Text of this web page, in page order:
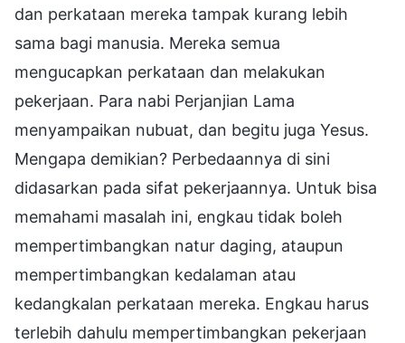
dan perkataan mereka tampak kurang lebih
sama bagi manusia. Mereka semua
mengucapkan perkataan dan melakukan
pekerjaan. Para nabi Perjanjian Lama
menyampaikan nubuat, dan begitu juga Yesus.
Mengapa demikian? Perbedaannya di sini
didasarkan pada sifat pekerjaannya. Untuk bisa
memahami masalah ini, engkau tidak boleh
mempertimbangkan natur daging, ataupun
mempertimbangkan kedalaman atau
kedangkalan perkataan mereka. Engkau harus
terlebih dahulu mempertimbangkan pekerjaan